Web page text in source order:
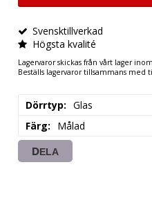
Svensktillverkad
Högsta kvalité
Lagervaror skickas från vårt lager
Beställs lagervaror tillsammans med
Dörrtyp
Glas
Färg
Målad
DELA